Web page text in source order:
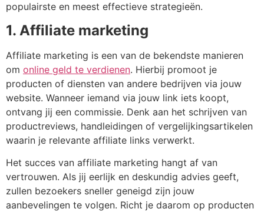
populairste en meest effectieve strategieën.
1. Affiliate marketing
Affiliate marketing is een van de bekendste manieren
om online geld te verdienen. Hierbij promoot je
producten of diensten van andere bedrijven via jouw
website. Wanneer iemand via jouw link iets koopt,
ontvang jij een commissie. Denk aan het schrijven van
productreviews, handleidingen of vergelijkingsartikelen
waarin je relevante affiliate links verwerkt.
Het succes van affiliate marketing hangt af van
vertrouwen. Als jij eerlijk en deskundig advies geeft,
zullen bezoekers sneller geneigd zijn jouw
aanbevelingen te volgen. Richt je daarom op producten